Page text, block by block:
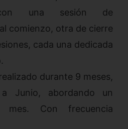
una sesión de
comienzo, otra de cierre
cada una dedicada
durante 9 meses,
Junio, abordando un
mes. Con frecuencia